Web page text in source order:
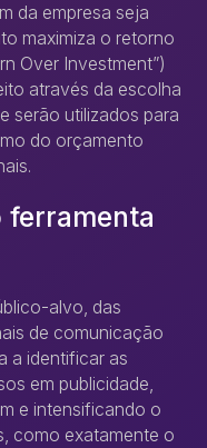
da empresa seja
maximiza o retorno
Over Investment”)
através da escolha
serão utilizados para
do orçamento
ferramenta
alvo, das
de comunicação
a identificar as
em publicidade,
e intensificando o
como exatamente o